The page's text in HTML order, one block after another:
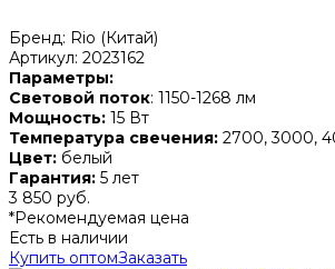
Бренд: Rio (Китай)
Артикул: 2023162
Параметры:
Световой поток: 1150-1268 лм
Мощность: 15 Вт
Температура свечения: 2700, 3000,
Цвет: белый
Гарантия: 5 лет
3 850 руб.
*Рекомендуемая цена
Есть в наличии
Купить оптомЗаказать